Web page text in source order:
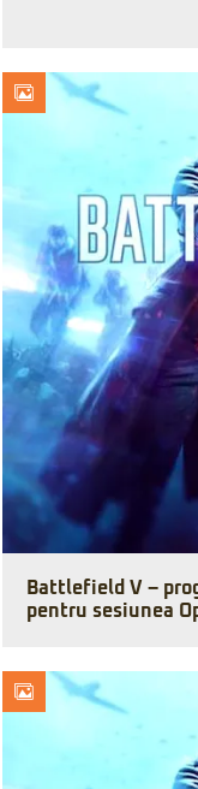
Battlefield V –
pentru sesiunea